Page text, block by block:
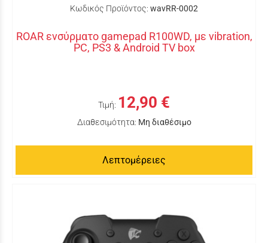
Κωδικός Προϊόντος: wavRR-0002
ROAR ενσύρματο gamepad R100WD, με vibration,
PC, PS3 & Android TV box
Τιμή: 12,90 €
Διαθεσιμότητα: Μη διαθέσιμο
Λεπτομέρειες